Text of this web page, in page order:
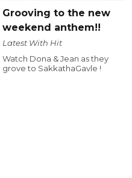
Grooving to the new
weekend anthem!!
Latest With Hit
Watch Dona & Jean as they
grove to SakkathaGavle !